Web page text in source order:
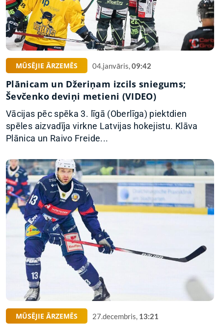
MŪSĒJIE ĀRZEMĒS 04.janvāris, 09:42
Plānicam un Džeriņam izcils sniegums;
Ševčenko deviņi metieni (VIDEO)
Vācijas pēc spēka 3. līgā (Oberlīga) piektdien
spēles aizvadīja virkne Latvijas hokejistu. Klāva
Plānica un Raivo Freide...
MŪSĒJIE ĀRZEMĒS 27.decembris, 13:21